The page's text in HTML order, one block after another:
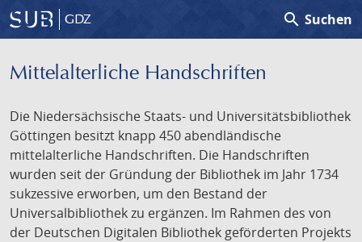
GDZ search Suchen
Mittelalterliche Handschriften
Die Niedersächsische Staats- und Universitätsbibliothek
Göttingen besitzt knapp 450 abendländische
mittelalterliche Handschriften. Die Handschriften
wurden seit der Gründung der Bibliothek im Jahr 1734
sukzessive erworben, um den Bestand der
Universalbibliothek zu ergänzen. Im Rahmen des von
der Deutschen Digitalen Bibliothek geförderten Projekts